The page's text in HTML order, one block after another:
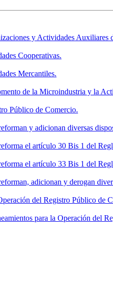
y Actividades Auxiliares
Cooperativas.
Mercantiles.
de la Microindustria y la
Público de Comercio.
y adicionan diversas
el artículo 30 Bis 1 del
el artículo 33 Bis 1 del
adicionan y derogan
del Registro Público de
para la Operación del